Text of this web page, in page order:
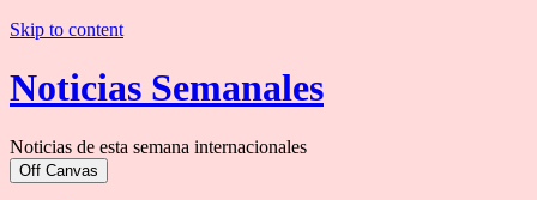
Skip to content
Noticias Semanales
Noticias de esta semana internacionales
Off Canvas